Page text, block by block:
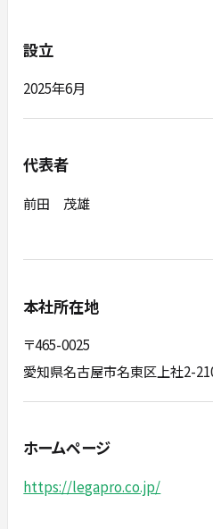
設立
2025年6月
代表者
前田 茂雄
本社所在地
〒465-0025
愛知県名古屋市名東区上社2-
ホームページ
https://legapro.co.jp/